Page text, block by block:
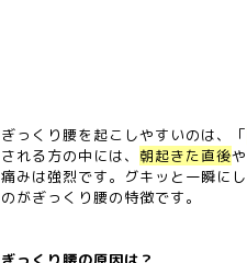
ぎっくり腰を起こしやすいのは、「
される方の中には、 朝起きた直後
痛みは強烈です。グキッと一瞬に
のがぎっくり腰の特徴です。